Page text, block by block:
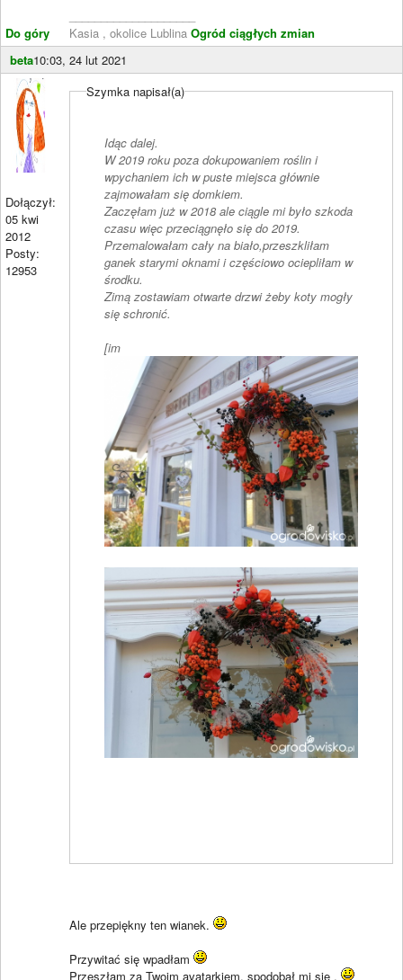
Do góry
Kasia , okolice Lublina Ogród ciągłych zmian
beta10:03, 24 lut 2021
Dołączył:
05 kwi
2012
Posty:
12953
Szymka napisał(a)
Idąc dalej.
W 2019 roku poza dokupowaniem roślin i
wpychaniem ich w puste miejsca głównie
zajmowałam się domkiem.
Zaczęłam już w 2018 ale ciągle mi było szkoda
czasu więc przeciągnęło się do 2019.
Przemalowałam cały na biało,przeszkliłam
ganek starymi oknami i częściowo ociepliłam w
środku.
Zimą zostawiam otwarte drzwi żeby koty mogły
się schronić.
[im
Ale przepiękny ten wianek.
Przywitać się wpadłam
Przeszłam za Twoim avatarkiem, spodobał mi się .